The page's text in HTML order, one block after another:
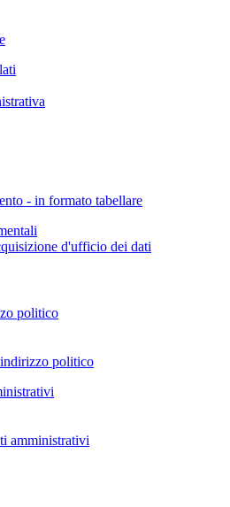
- in formato tabellare
d'ufficio dei dati
politico
politico
amministrativi